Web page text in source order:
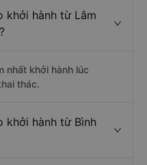
khởi hành từ Lâm
nhất khởi hành lúc
thác.
khởi hành từ Bình